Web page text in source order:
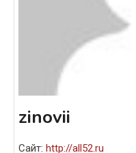
zinovii
Сайт: http://all52.ru